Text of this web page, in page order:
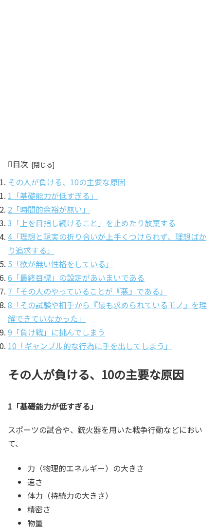
目次
その人が負ける、10の主要な原因
1「基礎能力が低すぎる」
2「時間的余裕が無い」
3「上を目指し続けること」を止めたり放棄する
4「理想と現実の折り合いが上手くつけられず、理想ばか
り追求する」
5「欲が無い性格をしている」
6「最終目標」の設定があいまいである
7「その人のやっていることが『悪』である」
8「その試験や相手から『最も求められているモノ』を理
解できていなかった」
9「負け戦」に挑んでしまう
10「ギャンブル的な行為に手を出してしまう」
その人が負ける、10の主要な原因
1「基礎能力が低すぎる」
スポーツの試合や、銃火器を用いた戦争行動などにおい
て、
力（物理的エネルギー）の大きさ
速さ
体力（持続力の大きさ）
精密さ
物量